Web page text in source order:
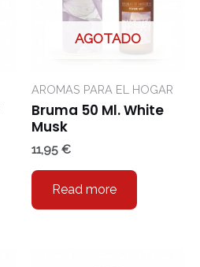
AGOTADO
AROMAS PARA EL HOGAR
Bruma 50 Ml. White
Musk
11,95 €
Read more